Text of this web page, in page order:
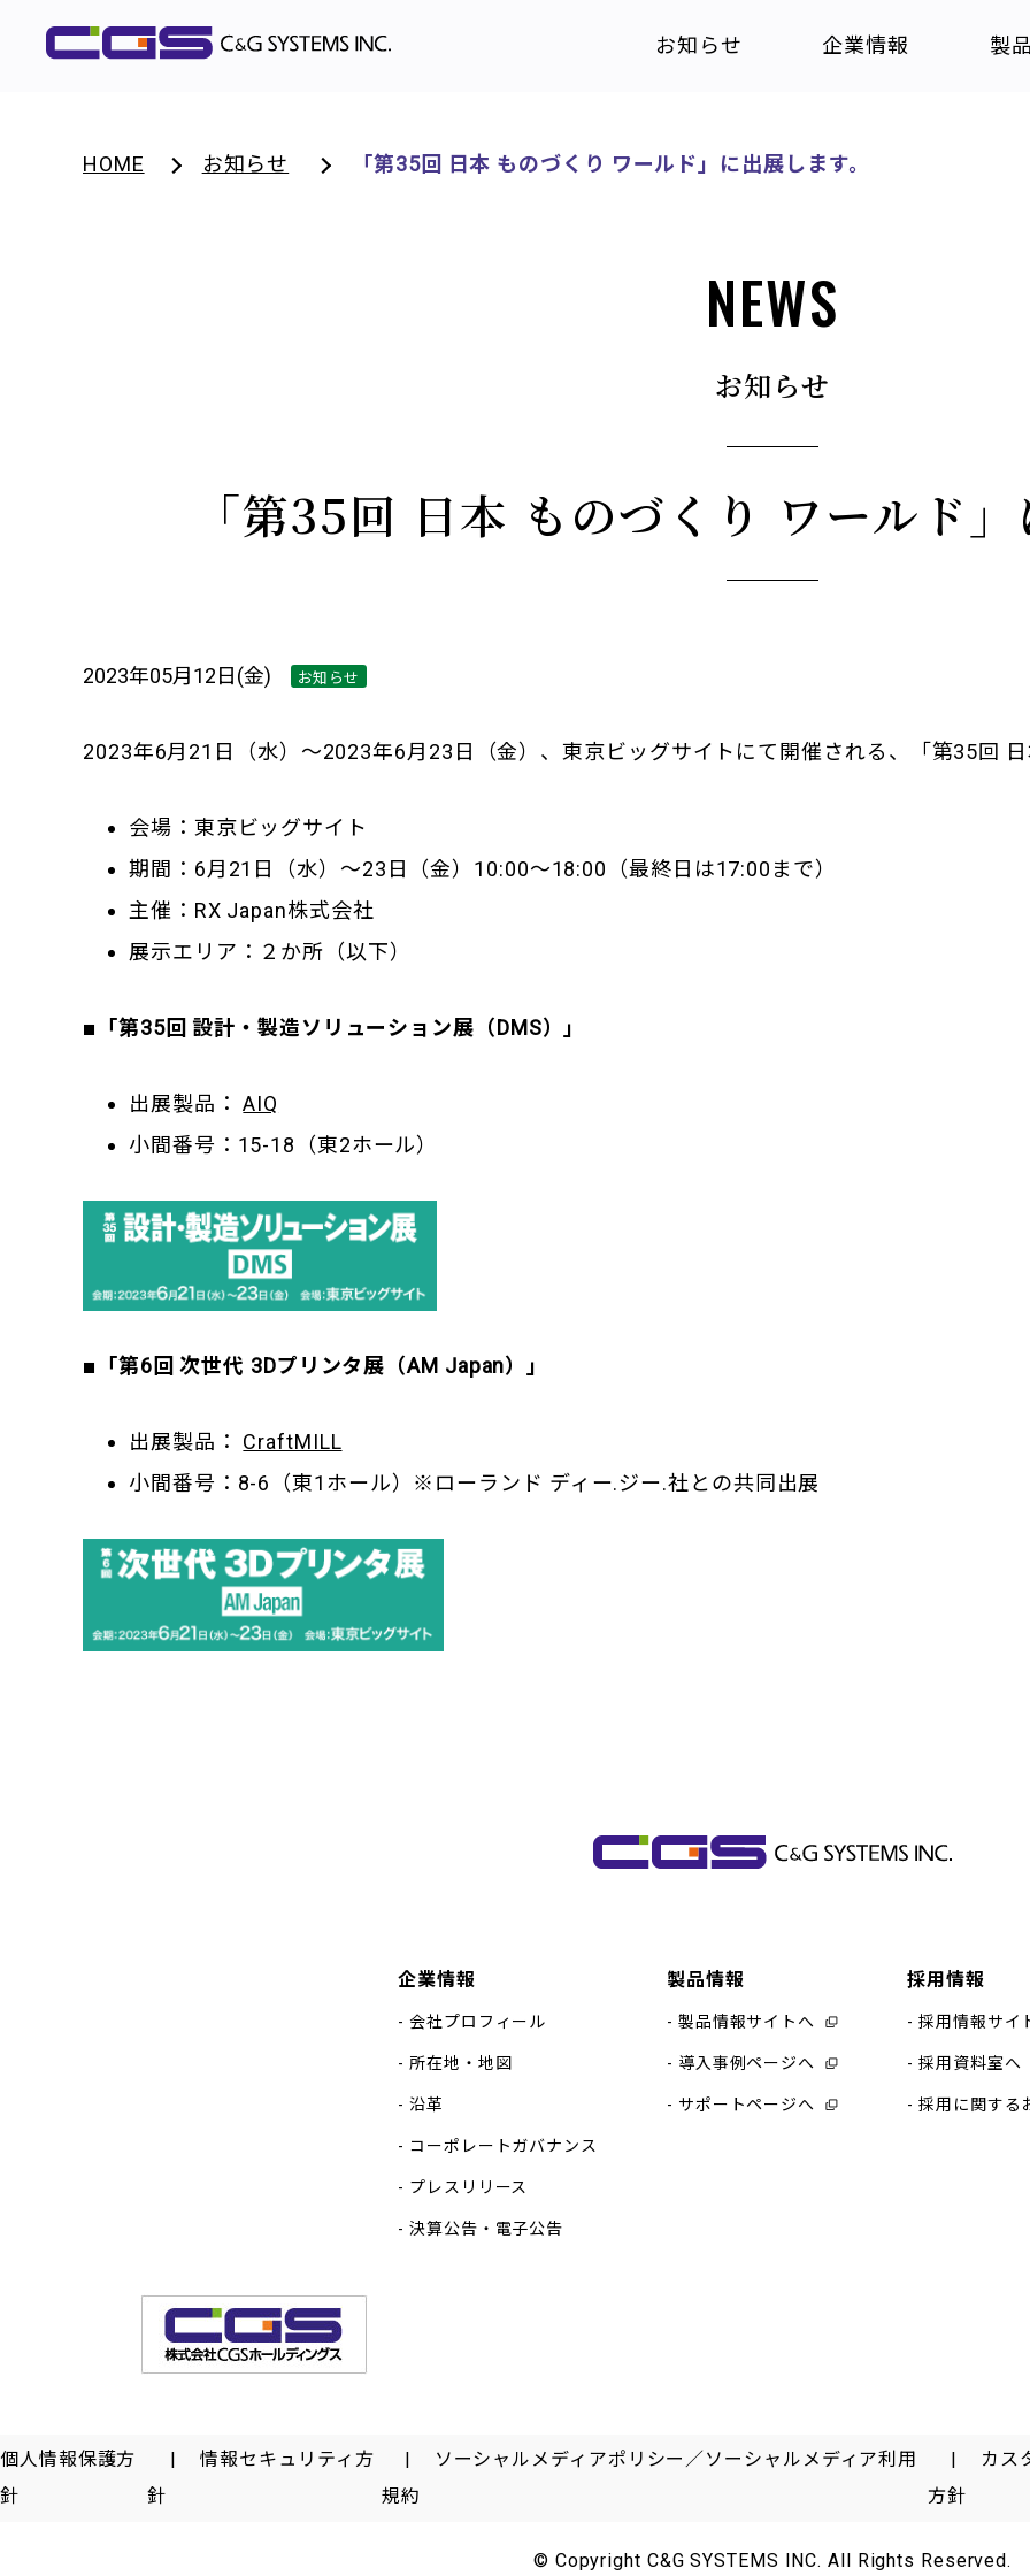
お知らせ 企業情報 製
HOME お知らせ 「第35回 日本 ものづくり ワールド」に出展します。
NEWS
お知らせ
「第35回 日本 ものづくり ワールド
2023年05月12日(金) お知らせ
2023年6月21日（水）～2023年6月23日（金）、東京ビッグサイトにて開催される、「第35回
会場：東京ビッグサイト
期間：6月21日（水）～23日（金）10:00～18:00（最終日は17:00まで）
主催：RX Japan株式会社
展示エリア：２か所（以下）
■「第35回 設計・製造ソリューション展（DMS）」
出展製品：AIQ
小間番号：15-18（東2ホール）
■「第6回 次世代 3Dプリンタ展（AM Japan）」
出展製品： CraftMILL
小間番号：8-6（東1ホール）※ローランド ディー.ジー.社との共同出展
企業情報
会社プロフィール
所在地・地図
沿革
コーポレートガバナンス
プレスリリース
決算公告・電子公告
製品情報
製品情報サイトへ
導入事例ページへ
サポートページへ
採用情報
採用情報サイ
採用資料室へ
採用に関する
個人情報保護方
針
情報セキュリティ方
針
ソーシャルメディアポリシー／ソーシャルメディア利用
規約
カス
方針
© Copyright C&G SYSTEMS INC. All Rights Reserved.